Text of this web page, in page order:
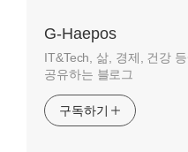
G-Haepos
IT&Tech, 삶, 경제, 건강
공유하는 블로그
구독하기